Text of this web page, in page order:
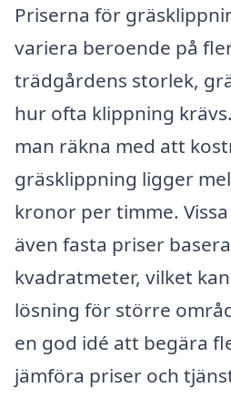
Priserna för
variera beroende på
trädgårdens storlek,
hur ofta klippning
man räkna med att
gräsklippning ligger
kronor per timme.
även fasta priser
kvadratmeter, vilket
lösning för större
en god idé att begära
jämföra priser och